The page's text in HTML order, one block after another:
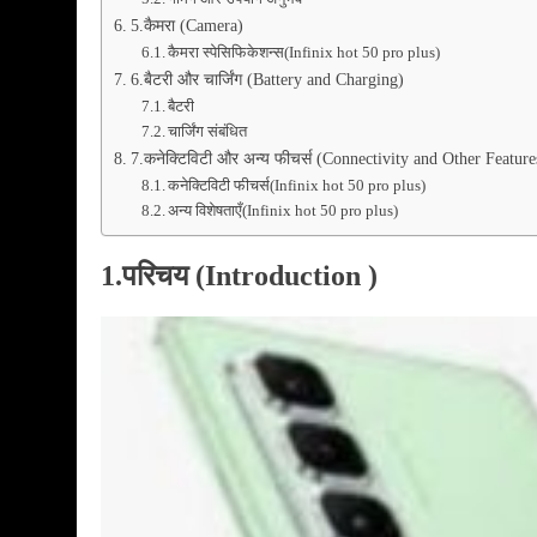
5.कैमरा (Camera)
कैमरा स्पेसिफिकेशन्स(Infinix hot 50 pro plus)
6.बैटरी और चार्जिंग (Battery and Charging)
बैटरी
चार्जिंग संबंधित
7.कनेक्टिविटी और अन्य फीचर्स (Connectivity and Other
कनेक्टिविटी फीचर्स(Infinix hot 50 pro plus)
अन्य विशेषताएँ(Infinix hot 50 pro plus)
1.परिचय (Introduction )